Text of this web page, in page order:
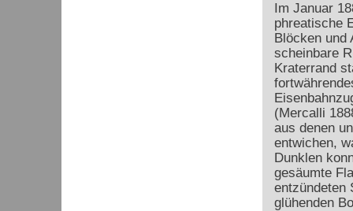
Im Januar
phreatische
Blöcken und
scheinbare
Kraterrand
(Mercalli
aus denen
entwichen,
Dunklen
gesäumte
entzündeten
glühenden